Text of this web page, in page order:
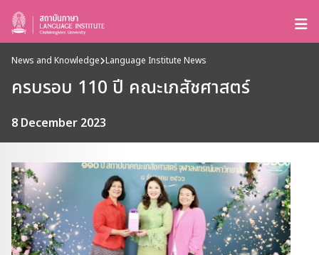
News and Knowledge Language Institute News
ครบรอบ 110 ปี คณะเภสัชศาสตร์
8 December 2023